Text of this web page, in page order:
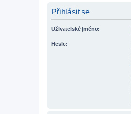
Přihlásit se
Uživatelské jméno:
Heslo: